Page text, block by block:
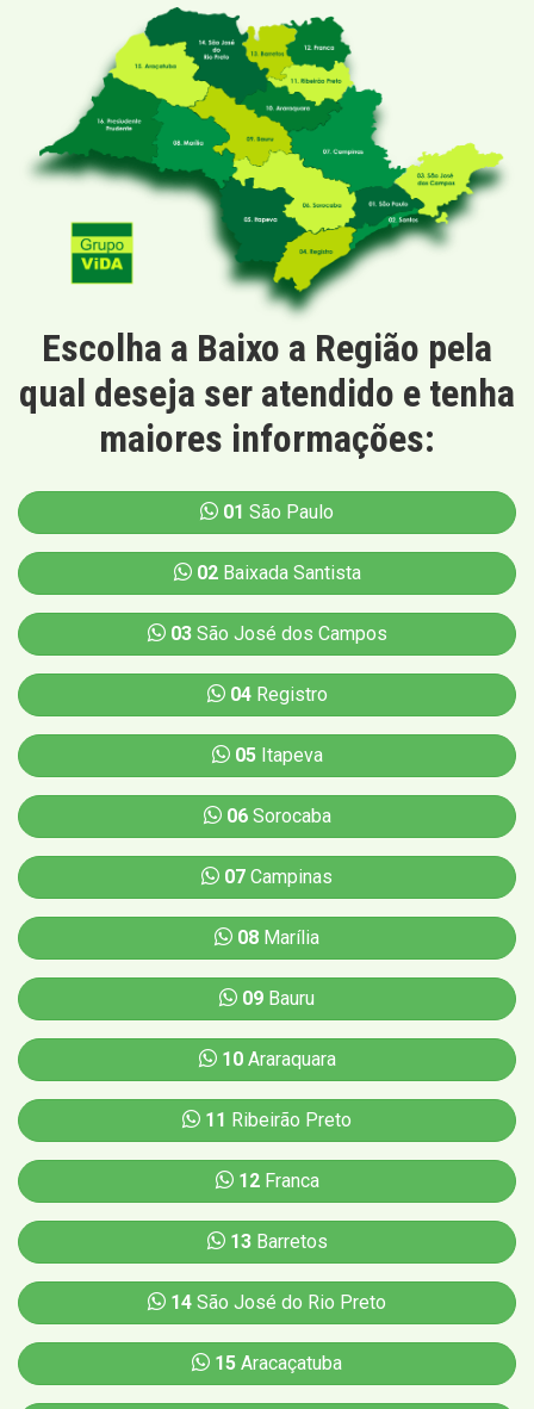
Escolha a Baixo a Região pela
qual deseja ser atendido e tenha
maiores informações:
01 São Paulo
02Baixada Santista
03São José dos Campos
04Registro
05Itapeva
06Sorocaba
07 Campinas
08 Marília
09 Bauru
10Araraquara
11 Ribeirão Preto
12Franca
13Barretos
14 São José do Rio Preto
15 Aracaçatuba